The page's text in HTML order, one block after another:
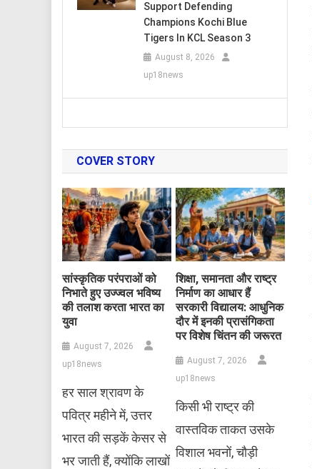
Support Defending
Champions Kochi Blue
Tigers In KCL Season 3
August 8, 2026
up18news
COVER STORY
सांस्कृतिक परंपराओं को
निभाते हुए उज्ज्वल भविष्य
की तलाश करता भारत का
युवा
August 7, 2026
up18news
हर साल श्रावण के
पवित्र महीने में, उत्तर
भारत की सड़कें केसर से
भर जाती हैं, क्योंकि लाखों
शिक्षा, समानता और राष्ट्र
निर्माण का आधार हैं
सरकारी विद्यालय: आधुनिक
दौर में इनकी प्रासंगिकता
पर विशेष चिंतन की जरूरत
August 7, 2026
up18news
किसी भी राष्ट्र की
वास्तविक ताकत उसके
विशाल भवनों, चौड़ी